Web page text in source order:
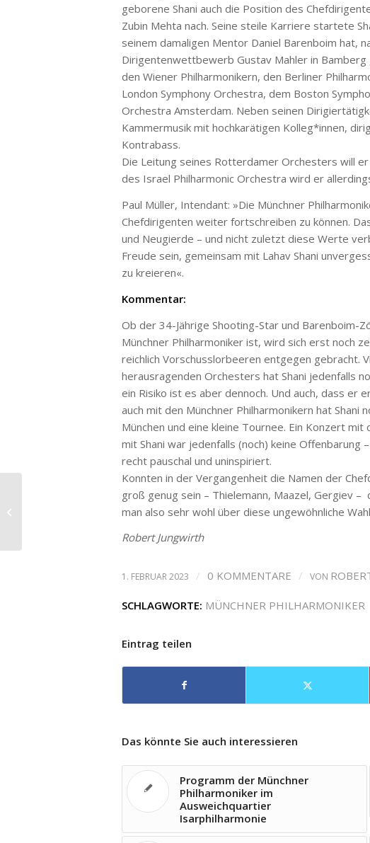
geborene Shani auch die Position des
Zubin Mehta nach. Seine steile Karriere startete
seinem damaligen Mentor Daniel Barenboim hat,
Dirigentenwettbewerb Gustav Mahler in
den Wiener Philharmonikern, den Berliner
London Symphony Orchestra, dem Boston
Orchestra Amsterdam. Neben seinen
Kammermusik mit hochkarätigen Kolleg*innen,
Kontrabass.
Die Leitung seines Rotterdamer Orchesters will
des Israel Philharmonic Orchestra wird er
Paul Müller, Intendant: »Die Münchner
Chefdirigenten weiter fortschreiben zu können.
und Neugierde – und nicht zuletzt diese Werte
Freude sein, gemeinsam mit Lahav Shani
zu kreieren«.
Kommentar:
Ob der 34-Jährige Shooting-Star und Barenboim-
Münchner Philharmoniker ist, wird sich erst noch
reichlich Vorschusslorbeeren entgegen gebracht.
herausragenden Orchesters hat Shani jedenfalls
ein Risiko ist es aber dennoch. Und auch, dass er
auch mit den Münchner Philharmonikern hat
München und eine kleine Tournee. Ein Konzert
mit Shani war jedenfalls (noch) keine Offenbarung
recht pauschal und uninspiriert.
Konnten in der Vergangenheit die Namen der
groß genug sein – Thielemann, Maazel, Gergiev
man also sehr wohl über diese ungewöhnliche
Robert Jungwirth
1. FEBRUAR 2023 / 0 KOMMENTARE / VON
SCHLAGWORTE: MÜNCHNER PHILHARMONIKER
Eintrag teilen
Das könnte Sie auch interessieren
Programm der Münchner
Philharmoniker im
Ausweichquartier
Isarphilharmonie
La Cage aux Folles an der